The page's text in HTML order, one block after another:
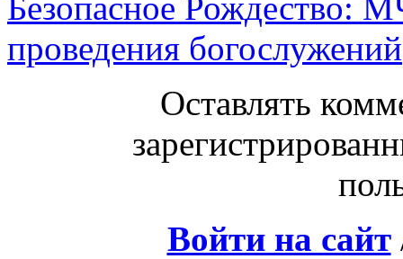
проведения богослужений
Оставлять
Войти на сайт